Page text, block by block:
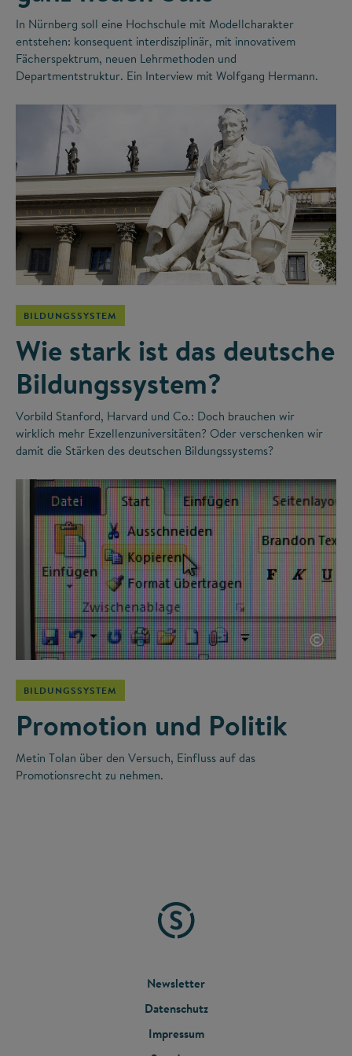
In Nürnberg soll eine Hochschule mit Modellcharakter
entstehen: konsequent interdisziplinär, mit innovativem
Fächerspektrum, neuen Lehrmethoden und
Departmentstruktur. Ein Interview mit Wolfgang Hermann.
©
BILDUNGSSYSTEM
Wie stark ist das deutsche
Bildungssystem?
Vorbild Stanford, Harvard und Co.: Doch brauchen wir
wirklich mehr Exzellenzuniversitäten? Oder verschenken wir
damit die Stärken des deutschen Bildungssystems?
©
BILDUNGSSYSTEM
Promotion und Politik
Metin Tolan über den Versuch, Einfluss auf das
Promotionsrecht zu nehmen.
FOOTER
MENU
Newsletter
Datenschutz
Impressum